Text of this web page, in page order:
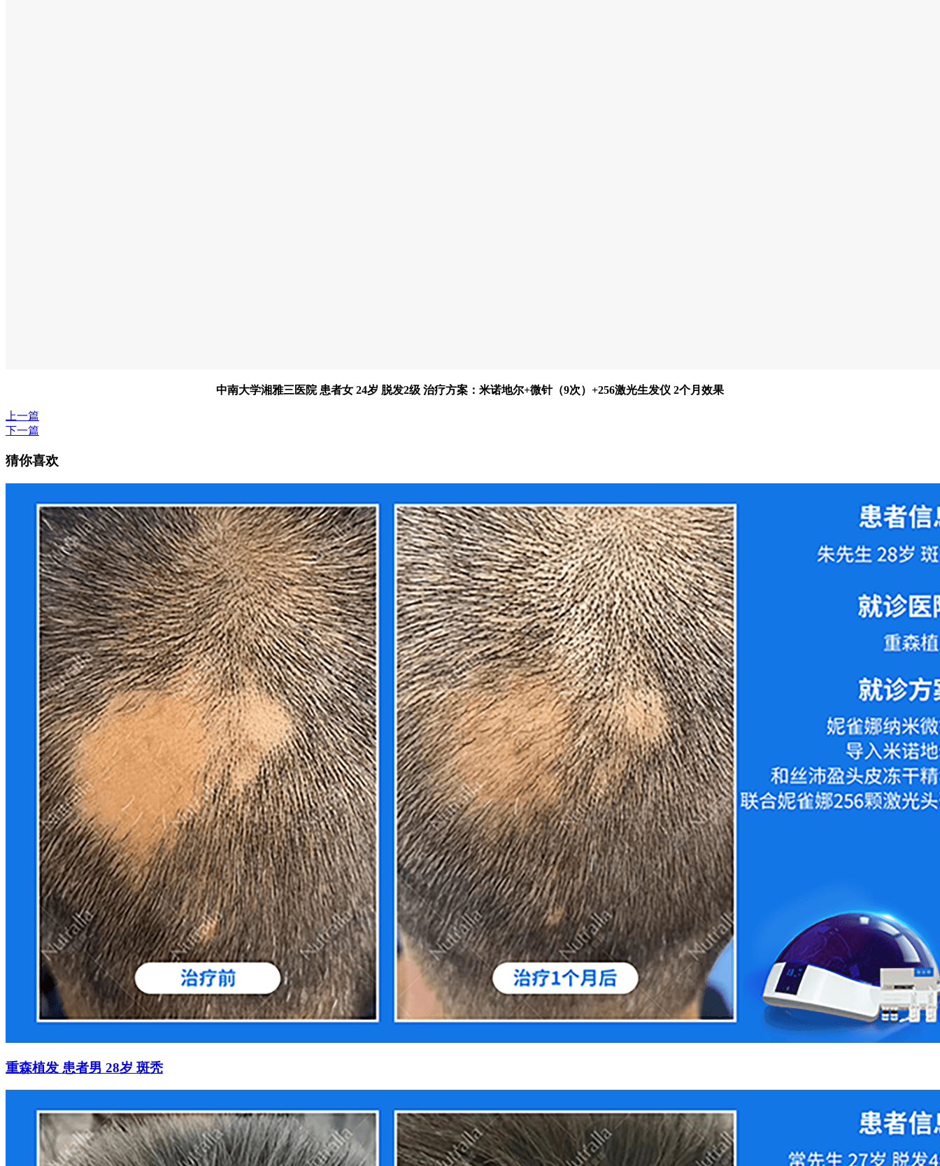
中南大学湘雅三医院 患者女 24岁 脱发2级 治疗方案：米诺地尔+微针（9次）+256激光生发仪 2个月效果
上一篇
下一篇
猜你喜欢
重森植发 患者男 28岁 斑秃